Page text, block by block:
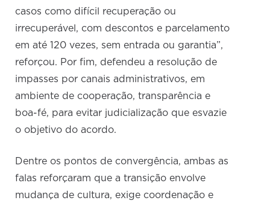
casos como difícil recuperação ou
irrecuperável, com descontos e parcelamento
em até 120 vezes, sem entrada ou garantia”,
reforçou. Por fim, defendeu a resolução de
impasses por canais administrativos, em
ambiente de cooperação, transparência e
boa-fé, para evitar judicialização que esvazie
o objetivo do acordo.
Dentre os pontos de convergência, ambas as
falas reforçaram que a transição envolve
mudança de cultura, exige coordenação e